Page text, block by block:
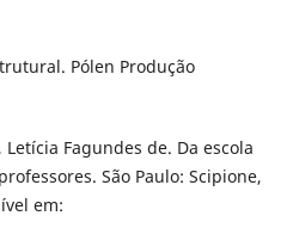
Pólen Produção
Letícia Fagundes de. Da escola
São Paulo: Scipione,
em: